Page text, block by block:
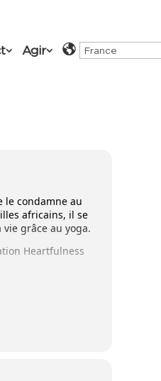
Agir
le condamne au
africains, il se
grâce au yoga.
Heartfulness